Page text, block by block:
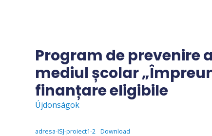
Program de prevenire
mediul școlar
finanțare eligibile
Újdonságok
adresa-ISJ-proiect1-2 Download